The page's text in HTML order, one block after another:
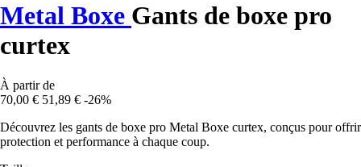
Metal Boxe Gants de boxe pro
curtex
À partir de
70,00 € 51,89 € -26%
Découvrez les gants de boxe pro Metal Boxe curtex, conçus pour offrir
protection et performance à chaque coup.